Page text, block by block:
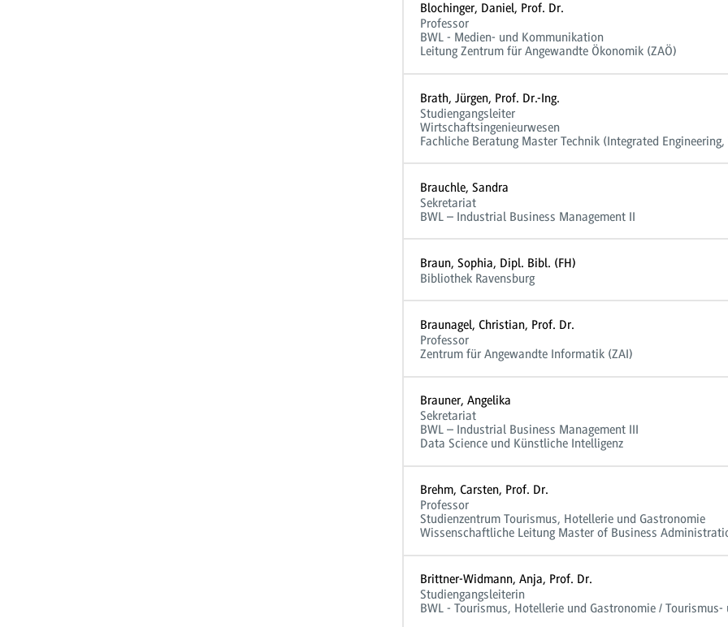
Blochinger, Daniel, Prof. Dr.
Professor
BWL - Medien- und Kommunikation
Leitung Zentrum für Angewandte Ökonomik (ZAÖ)
Brath, Jürgen, Prof. Dr.-Ing.
Studiengangsleiter
Wirtschaftsingenieurwesen
Fachliche Beratung Master Technik (Integrated
Brauchle, Sandra
Sekretariat
BWL – Industrial Business Management II
Braun, Sophia, Dipl. Bibl. (FH)
Bibliothek Ravensburg
Braunagel, Christian, Prof. Dr.
Professor
Zentrum für Angewandte Informatik (ZAI)
Brauner, Angelika
Sekretariat
BWL – Industrial Business Management III
Data Science und Künstliche Intelligenz
Brehm, Carsten, Prof. Dr.
Professor
Studienzentrum Tourismus, Hotellerie und Gastronomie
Wissenschaftliche Leitung Master of Business
Brittner-Widmann, Anja, Prof. Dr.
Studiengangsleiterin
BWL - Tourismus, Hotellerie und Gastronomie /